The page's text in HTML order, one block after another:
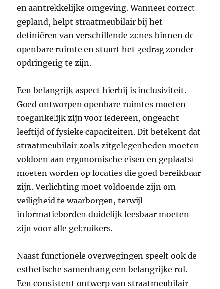
en aantrekkelijke omgeving. Wanneer correct
gepland, helpt straatmeubilair bij het
definiëren van verschillende zones binnen de
openbare ruimte en stuurt het gedrag zonder
opdringerig te zijn.
Een belangrijk aspect hierbij is inclusiviteit.
Goed ontworpen openbare ruimtes moeten
toegankelijk zijn voor iedereen, ongeacht
leeftijd of fysieke capaciteiten. Dit betekent dat
straatmeubilair zoals zitgelegenheden moeten
voldoen aan ergonomische eisen en geplaatst
moeten worden op locaties die goed bereikbaar
zijn. Verlichting moet voldoende zijn om
veiligheid te waarborgen, terwijl
informatieborden duidelijk leesbaar moeten
zijn voor alle gebruikers.
Naast functionele overwegingen speelt ook de
esthetische samenhang een belangrijke rol.
Een consistent ontwerp van straatmeubilair